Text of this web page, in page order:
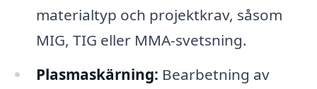
materialtyp och projektkrav, såsom
MIG, TIG eller MMA-svetsning.
Plasmaskärning: Bearbetning av